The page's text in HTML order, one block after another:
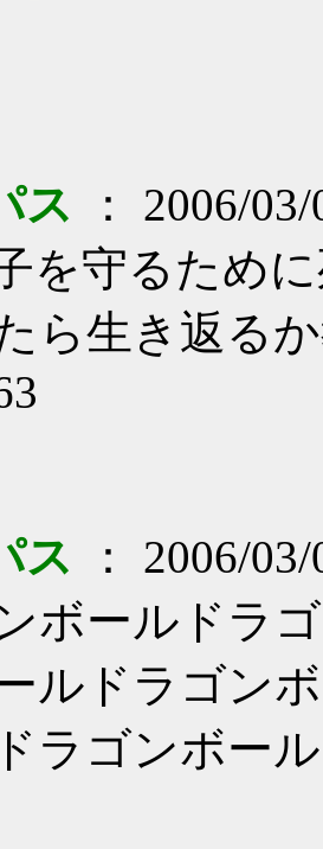
ス ： 2006/
を守るため
ら生き返る
ス ： 2006/
ボールドラ
ルドラゴン
ラゴンボー